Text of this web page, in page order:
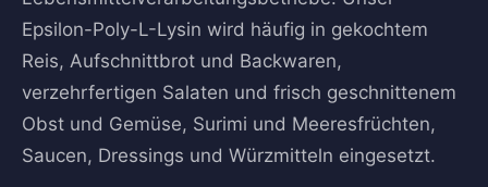
Epsilon-Poly-L-Lysin wird häufig in gekochtem
Reis, Aufschnittbrot und Backwaren,
verzehrfertigen Salaten und frisch geschnittenem
Obst und Gemüse, Surimi und Meeresfrüchten,
Saucen, Dressings und Würzmitteln eingesetzt.